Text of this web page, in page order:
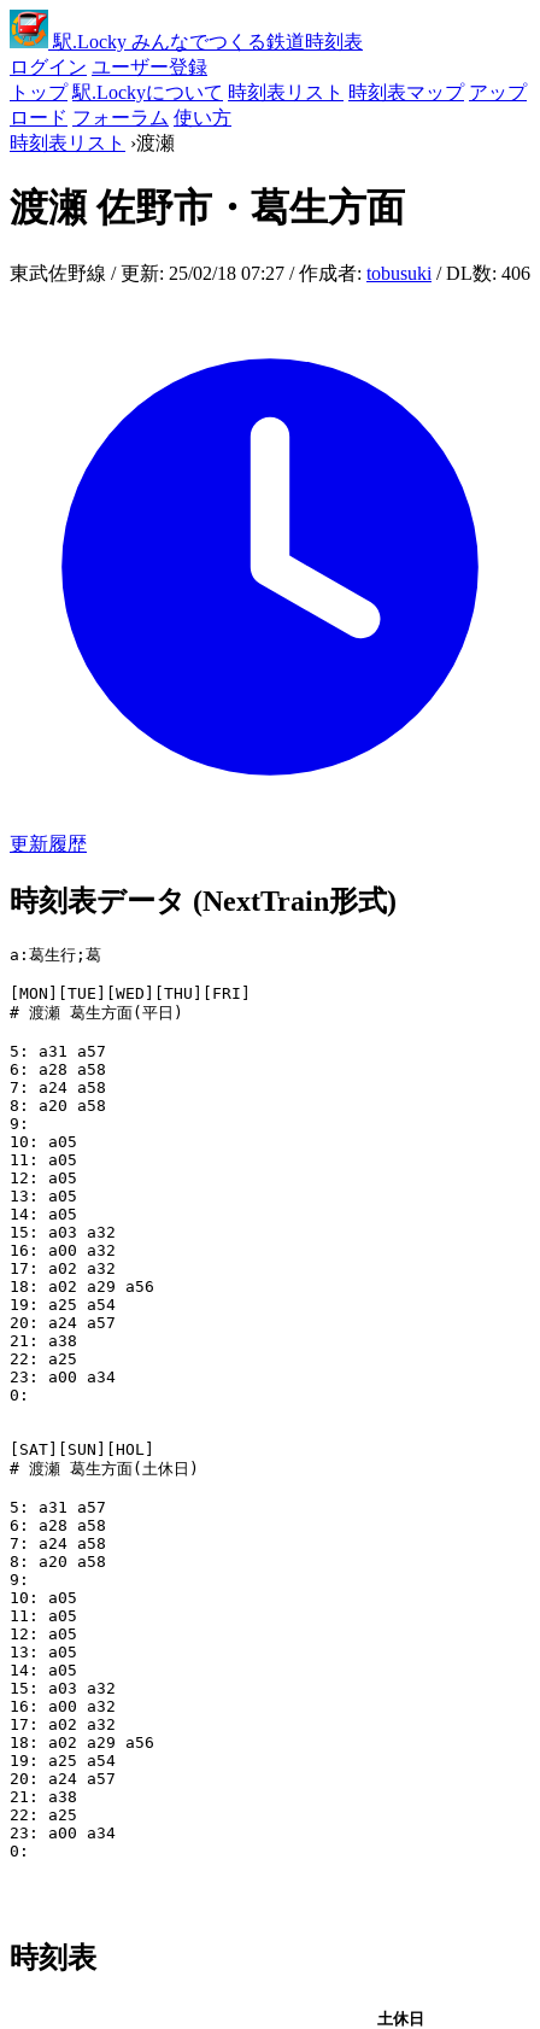
駅.Locky みんなでつくる鉄道時刻表
ログイン ユーザー登録
トップ 駅.Lockyについて 時刻表リスト 時刻表マップ アップ
ロード フォーラム 使い方
時刻表リスト ›渡瀬
渡瀬佐野市・葛生方面
東武佐野線 / 更新: 25/02/18 07:27 / 作成者: tobusuki / DL数: 406
更新履歴
時刻表データ (NextTrain形式)
a:葛生行;葛
[MON][TUE][WED][THU][FRI]
# 渡瀬 葛生方面(平日)
5: a31 a57
6: a28 a58
7: a24 a58
8: a20 a58
9:
10: a05
11: a05
12: a05
13: a05
14: a05
15: a03 a32
16: a00 a32
17: a02 a32
18: a02 a29 a56
19: a25 a54
20: a24 a57
21: a38
22: a25
23: a00 a34
0:
[SAT][SUN][HOL]
# 渡瀬 葛生方面(土休日)
5: a31 a57
6: a28 a58
7: a24 a58
8: a20 a58
9:
10: a05
11: a05
12: a05
13: a05
14: a05
15: a03 a32
16: a00 a32
17: a02 a32
18: a02 a29 a56
19: a25 a54
20: a24 a57
21: a38
22: a25
23: a00 a34
0:
時刻表
土休日